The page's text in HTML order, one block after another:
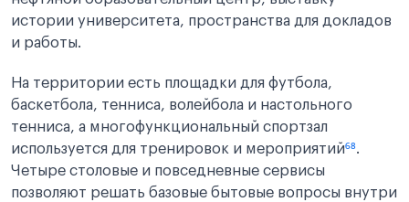
истории университета, пространства для докладов
и работы.
На территории есть площадки для футбола,
баскетбола, тенниса, волейбола и настольного
тенниса, а многофункциональный спортзал
используется для тренировок и мероприятий⁶⁸.
Четыре столовые и повседневные сервисы
позволяют решать базовые бытовые вопросы внутри